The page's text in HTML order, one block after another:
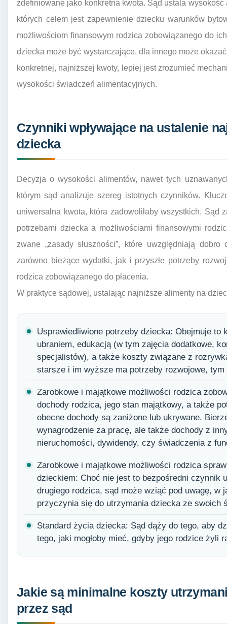
zdefiniowane jako konkretna kwota. Sąd ustala
których celem jest zapewnienie dziecku warunków
możliwościom finansowym rodzica zobowiązanego do
dziecka może być wystarczające, dla innego może
konkretnej, najniższej kwoty, lepiej jest zrozumieć
wysokości świadczeń alimentacyjnych.
Czynniki wpływające na ustalenie
dziecka
Decyzja o wysokości alimentów, nawet tych
którym sąd analizuje szereg istotnych czynników.
uniwersalna kwota, która zadowoliłaby wszystkich. Sąd
potrzebami dziecka a możliwościami finansowymi
zwane „zasady słuszności”, które uwzględniają
zarówno bieżące wydatki, jak i przyszłe potrzeby
rodzica zobowiązanego do płacenia.
W praktyce sądowej, ustalając najniższe alimenty na
Usprawiedliwione potrzeby dziecka: Obejmuje
ubraniem, edukacją (w tym zajęcia dodatkowe,
specjalistów), a także koszty związane z
starsze i im wyższe ma potrzeby rozwojowe,
Zarobkowe i majątkowe możliwości rodzica
dochody rodzica, jego stan majątkowy, a także
obecne dochody są zaniżone lub ukrywane.
wynagrodzenie za pracę, ale także dochody z
nieruchomości, dywidendy, czy świadczenia z
Zarobkowe i majątkowe możliwości rodzica
dzieckiem: Choć nie jest to bezpośredni czynnik
drugiego rodzica, sąd może wziąć pod uwagę, w
przyczynia się do utrzymania dziecka ze swoich
Standard życia dziecka: Sąd dąży do tego, aby
tego, jaki mogłoby mieć, gdyby jego rodzice żyli
Jakie są minimalne koszty
przez sąd